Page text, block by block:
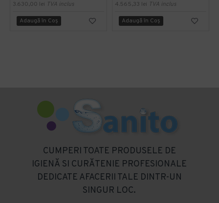
3.630,00 lei TVA inclus
Adaugă în Coş
4.565,33 lei TVA inclus
Adaugă în Coş
CUMPERI TOATE PRODUSELE DE
IGIENĂ SI CURĂTENIE PROFESIONALE
DEDICATE AFACERII TALE DINTR-UN
SINGUR LOC.